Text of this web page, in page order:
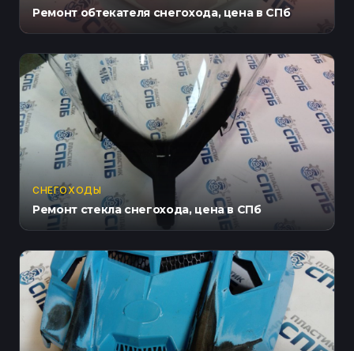
Ремонт обтекателя снегохода, цена в СПб
СНЕГОХОДЫ
Ремонт стекла снегохода, цена в СПб